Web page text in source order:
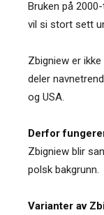
Bruken på
vil si stort sett
Zbigniew er
deler
og USA.
Derfor
Zbigniew blir
polsk bakgrunn.
Varianter av